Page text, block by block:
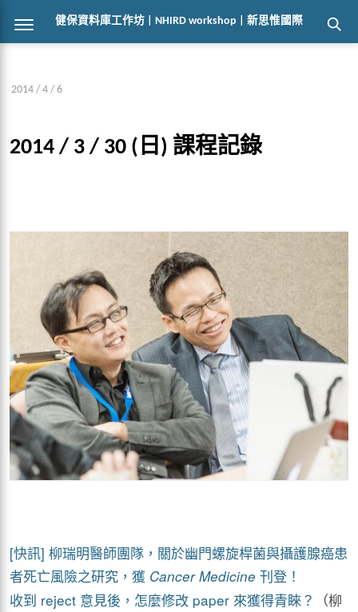
健保資料庫工作坊 | NHIRD workshop | 新思惟國際
2014 / 4 / 6
2014 / 3 / 30 (日) 課程記錄
[快訊] 柳瑞明醫師團隊，關於幽門螺旋桿菌與攝護腺癌患
者死亡風險之研究，獲 Cancer Medicine 刊登！
收到 reject 意見後，怎麼修改 paper 來獲得青睞？
（柳